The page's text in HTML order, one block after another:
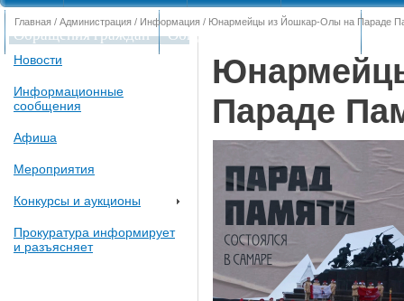
Обращения граждан Общественные обсуждения
Главная / Администрация / Информация / Юнармейцы из Йошкар-Олы на Параде
Новости
Информационные
сообщения
Афиша
Мероприятия
Конкурсы и аукционы
Прокуратура информирует
и разъясняет
Параде